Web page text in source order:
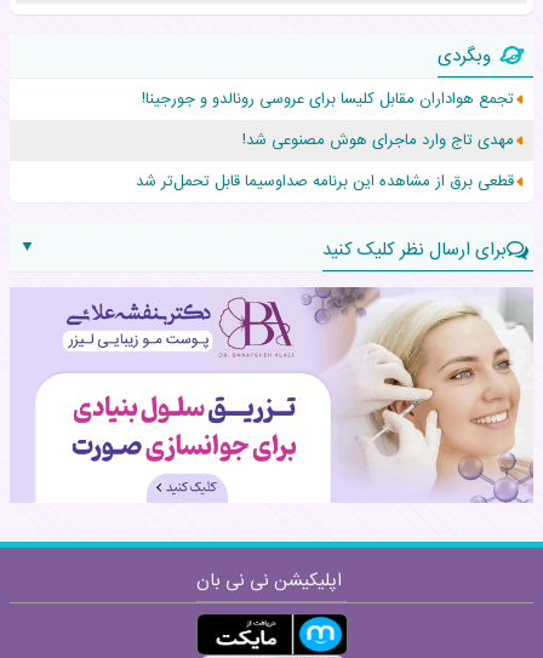
زن ۲۴ ساله پس از درمان سرطان رحم، مادر شد
افزایش قد این دختر، چند میلیون دلار برای پدرش خرج داشته
حرکت غیرقانونی یک پرستار، جان دوقلوها را نجات داد!
وبگردی
تجمع هواداران مقابل کلیسا برای عروسی رونالدو و جورجینا!
مهدی تاج وارد ماجرای هوش مصنوعی شد!
قطعی برق از مشاهده این برنامه صداوسیما قابل تحمل‌تر شد
برای ارسال نظر کلیک کنید
▼
نام:
نظر:
اپلیکیشن نی نی بان